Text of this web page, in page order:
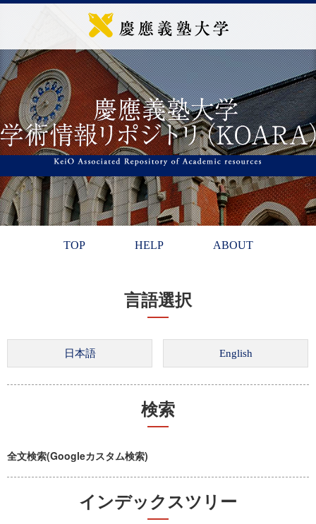
TOP HELP ABOUT
言語選択
検索
全文検索(Googleカスタム検索)
インデックスツリー